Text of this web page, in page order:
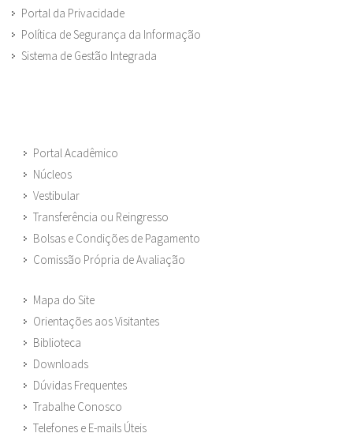
Portal da Privacidade
Política de Segurança da Informação
Sistema de Gestão Integrada
Portal Acadêmico
Núcleos
Vestibular
Transferência ou Reingresso
Bolsas e Condições de Pagamento
Comissão Própria de Avaliação
Mapa do Site
Orientações aos Visitantes
Biblioteca
Downloads
Dúvidas Frequentes
Trabalhe Conosco
Telefones e E-mails Úteis